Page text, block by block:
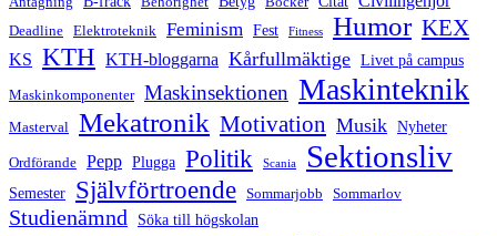
Deadline Elektroteknik Feminism Fest Fitness Humor KEX
KS KTH KTH-bloggarna Kårfullmäktige Livet på campus
Maskinkomponenter Maskinsektionen Maskinteknik
Masterval Mekatronik Motivation Musik Nyheter
Ordförande Pepp Plugga Politik Scania Sektionsliv
Semester Självförtroende Sommarjobb Sommarlov
Studienämnd Söka till högskolan